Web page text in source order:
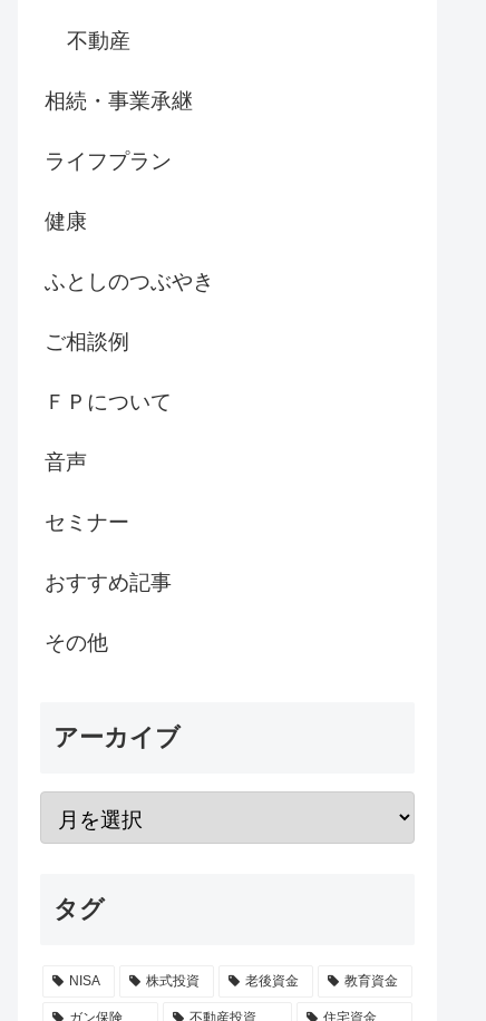
不動産
相続・事業承継
ライフプラン
健康
ふとしのつぶやき
ご相談例
ＦＰについて
音声
セミナー
おすすめ記事
その他
アーカイブ
タグ
NISA 株式投資 老後資金 教育資金
ガン保険 不動産投資 住宅資金